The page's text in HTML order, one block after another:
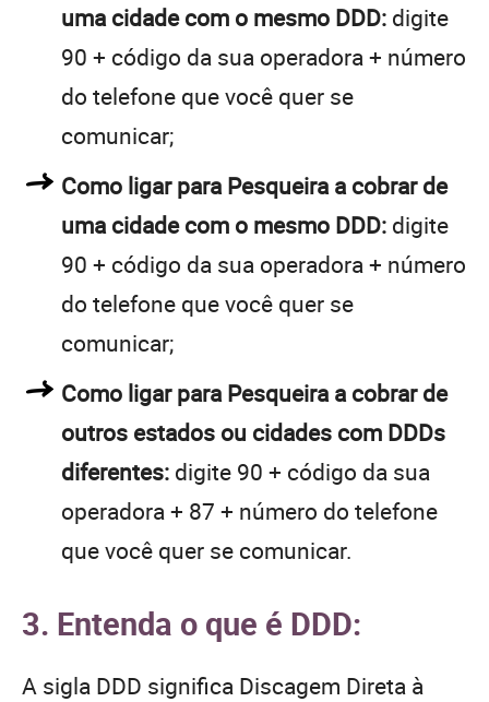
uma cidade com o mesmo DDD: digite
90 + código da sua operadora + número
do telefone que você quer se
comunicar;
Como ligar para Pesqueira a cobrar de
uma cidade com o mesmo DDD: digite
90 + código da sua operadora + número
do telefone que você quer se
comunicar;
Como ligar para Pesqueira a cobrar de
outros estados ou cidades com DDDs
diferentes: digite 90 + código da sua
operadora + 87 + número do telefone
que você quer se comunicar.
3. Entenda o que é DDD:
A sigla DDD significa Discagem Direta à